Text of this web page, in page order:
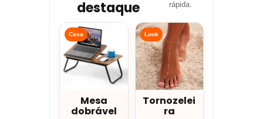
destaque
rápida.
Casa
Mesa
dobrável
Look
Tornozelei
ra